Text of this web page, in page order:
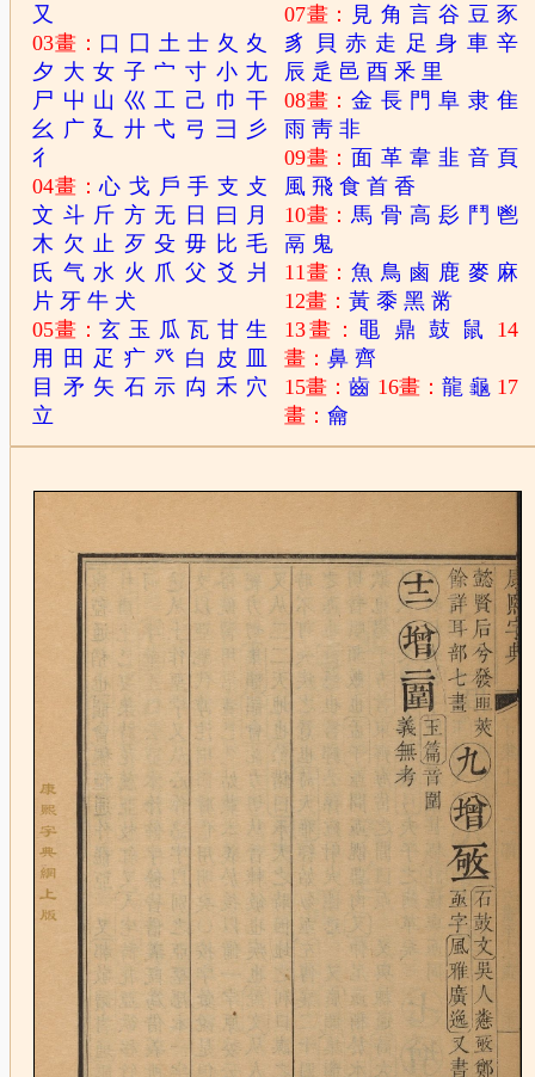
又
03畫： 口 囗 土 士 夂 夊
夕 大 女 子 宀 寸 小 尢
尸 屮 山 巛 工 己 巾 干
幺 广 廴 廾 弋 弓 彐
彡
彳
04畫：心 戈 戶 手 支 攴
文 斗 斤 方 无 日 曰 月
木 欠 止 歹 殳 毋 比 毛
氏 气 水 火 爪 父 爻 爿
片 牙 牛 犬
05畫：玄 玉 瓜 瓦 甘 生
用
田 疋 疒 癶 白 皮
目
矛 矢 石 示 禸 禾 穴
立
07畫： 見 角 言 谷 豆 豕
豸
貝 赤 走 足 身 車 辛
辰 辵 邑 酉 釆 里
08畫：金 長 門 阜 隶 隹
雨 靑 非
09畫： 面 革 韋 韭 音 頁
風 飛 食 首 香
10畫：馬 骨 高 髟 鬥 鬯
鬲 鬼
11畫：魚 鳥 鹵 鹿 麥 麻
12畫：黃 黍 黑 黹
13畫： 黽 鼎 鼓 鼠
14
畫：鼻 齊
15畫：齒 16畫： 龍 龜 17
畫：龠